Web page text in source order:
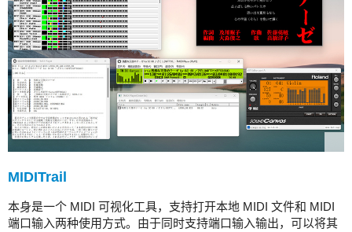
MIDITrail
本身是一个 MIDI 可视化工具，支持打开本地 MIDI 文件和 MIDI
端口输入两种使用方式。由于同时支持端口输入输出，可以将其